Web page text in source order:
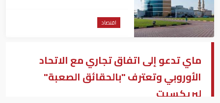
اقتصاد
ماي تدعو إلى اتفاق تجاري مع الاتحاد
الأوروبي وتعترف "بالحقائق الصعبة"
لبريكسيت